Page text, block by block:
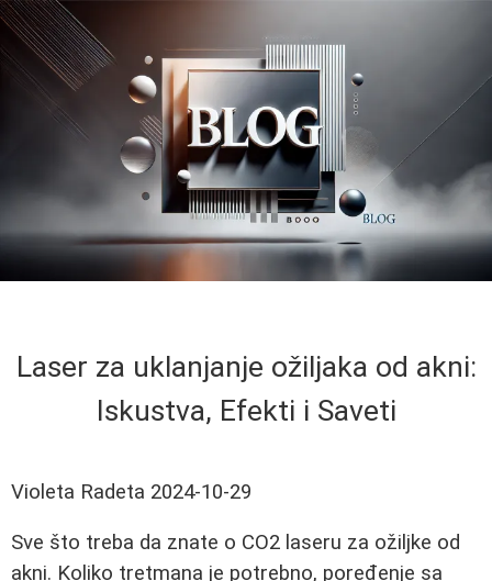
Laser za uklanjanje ožiljaka od akni:
Iskustva, Efekti i Saveti
Violeta Radeta 2024-10-29
Sve što treba da znate o CO2 laseru za ožiljke od
akni. Koliko tretmana je potrebno, poređenje sa